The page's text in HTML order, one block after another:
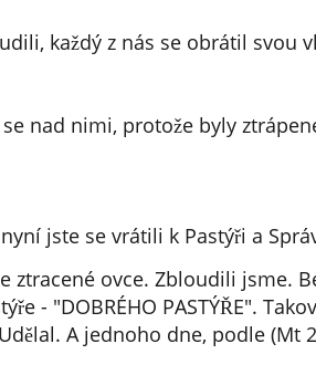
každý z nás se obrátil svou
nad nimi, protože byly
jste se vrátili k Pastýři a
ztracené ovce. Zbloudili jsme.
- "DOBRÉHO PASTÝŘE".
A jednoho dne, podle (Mt